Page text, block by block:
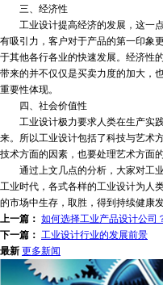
三、经济性
工业设计提高经济的发展，这一
有吸引力，客户对于产品的第一印象
于其他各行各业的快速发展。经济性
带来的并不仅仅是买卖力度的加大，
重要性体现。
四、社会价值性
工业设计极力要求人类在生产实践
来。所以工业设计包括了科技与艺术
技术方面的因素，也要处理艺术方面
通过上文几点的分析，大家对工业
工业时代，各式各样的工业设计为人
的市场中生存，取胜，得到持续健康
上一篇： 如何选择工业产品设计公司
下一篇： 工业设计行业的发展前景
最新更多新闻